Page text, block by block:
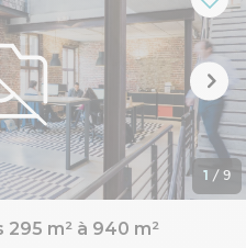
aux principales voies de
position permet de
et industrielles de
parisien et le centre de
un réseau logistique bien
un véritable atout, offrant
tout en étant
et commerciales.
1 / 9
m² à 940 m²